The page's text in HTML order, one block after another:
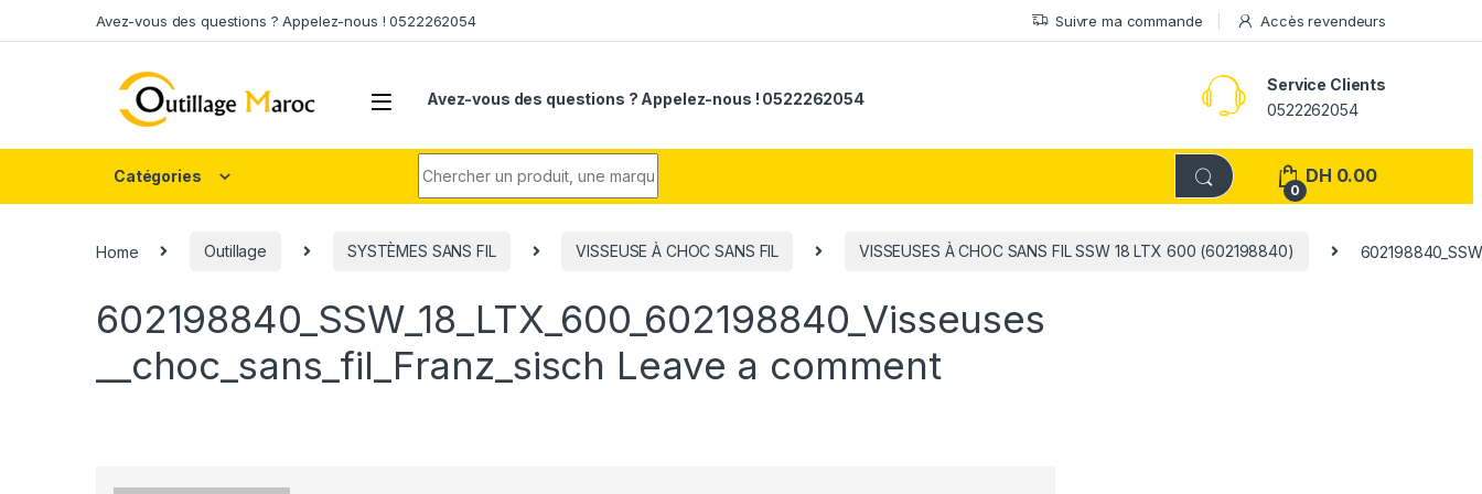
Avez-vous des questions ? Appelez-nous ! 0522262054 Suivre ma commande Accès revendeurs
Avez-vous des questions ? Appelez-nous ! 0522262054
Service Clients
0522262054
Catégories
0
DH 0.00
Home Outillage SYSTÈMES SANS FIL VISSEUSE À CHOC SANS FIL VISSEUSES À CHOC SANS FIL SSW 18 LTX 600 (602198840)
602198840_SSW_18_LTX_600_602198840_Visseuses
__choc_sans_fil_Franz_sisch Leave a comment